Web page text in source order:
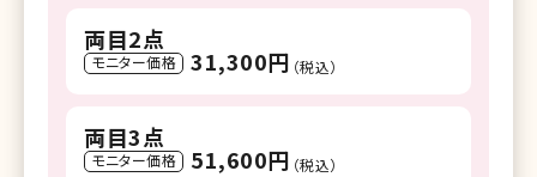
両目2点
モニター価格 31,300円 （税込）
両目3点
モニター価格 51,600円 （税込）